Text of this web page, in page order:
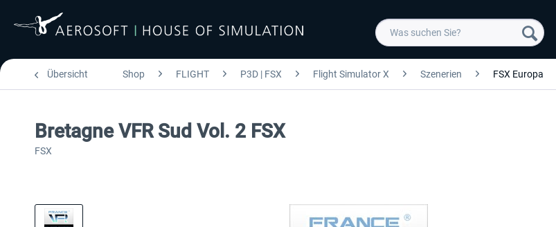
Übersicht Shop FLIGHT P3D | FSX Flight Simulator X Szenerien FSX Europa
Bretagne VFR Sud Vol. 2 FSX
FSX